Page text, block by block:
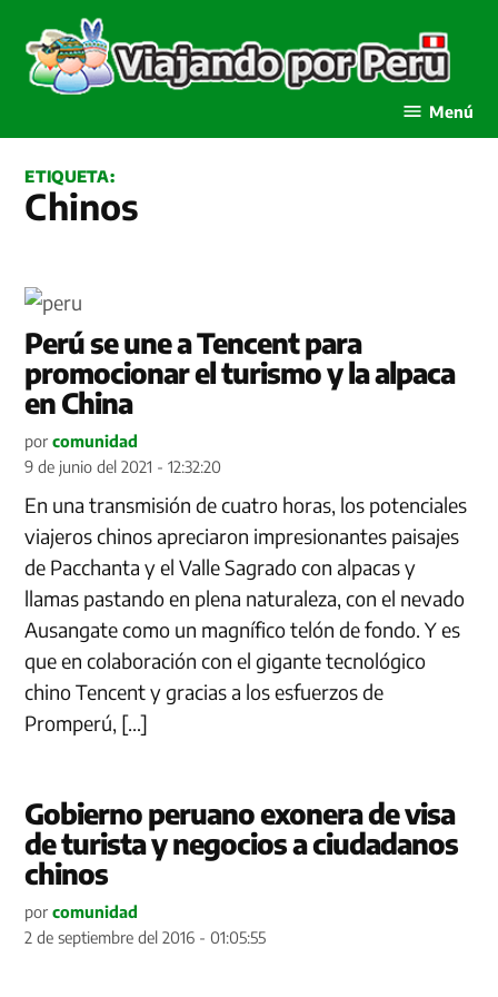
contenido
Menú
ETIQUETA:
Chinos
Perú se une a Tencent para
promocionar el turismo y la alpaca
en China
por comunidad
9 de junio del 2021 - 12:32:20
En una transmisión de cuatro horas, los potenciales
viajeros chinos apreciaron impresionantes paisajes
de Pacchanta y el Valle Sagrado con alpacas y
llamas pastando en plena naturaleza, con el nevado
Ausangate como un magnífico telón de fondo. Y es
que en colaboración con el gigante tecnológico
chino Tencent y gracias a los esfuerzos de
Promperú, […]
Gobierno peruano exonera de visa
de turista y negocios a ciudadanos
chinos
por comunidad
2 de septiembre del 2016 - 01:05:55